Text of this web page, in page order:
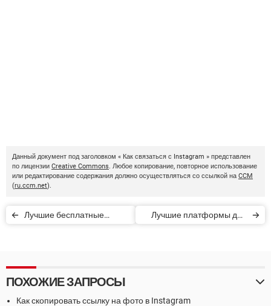
Данный документ под заголовком « Как связаться с Instagram » представлен
по лицензии Creative Commons. Любое копирование, повторное использование
или редактирование содержания должно осуществляться со ссылкой на CCM
(ru.ccm.net).
Лучшие бесплатные
Лучшие платформы для
ПОХОЖИЕ ЗАПРОСЫ
Как скопировать ссылку на фото в Instagram